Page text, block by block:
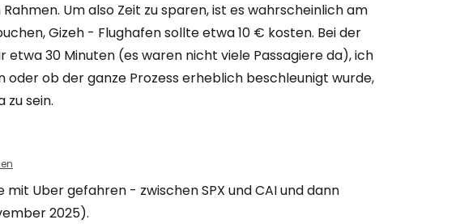
Um also Zeit zu sparen, ist es wahrscheinlich am
Gizeh - Flughafen sollte etwa 10 € kosten. Bei der
30 Minuten (es waren nicht viele Passagiere da), ich
ob der ganze Prozess erheblich beschleunigt wurde,
zu sein.
Uber gefahren - zwischen SPX und CAI und dann
2025).